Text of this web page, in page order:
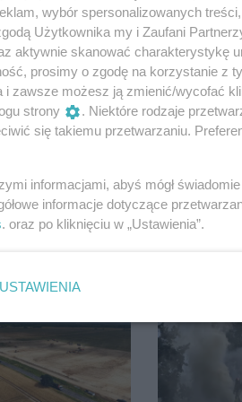
się
któremu
na kolejowej
W
wybór spersonalizowanych
Użytkownika my i Zaufani
aktywnie skanować charakterystykę
prosimy o zgodę na korzystanie z
i zawsze możesz ją zmienić/wycofać
strony
. Niektóre rodzaje
się takiemu przetwarzaniu.
informacjami, abyś mógł
informacje dotyczące
. oraz po kliknięciu w „Ustawienia”.
USTAWIENIA